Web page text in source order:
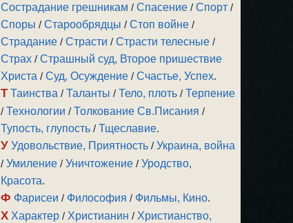
Сострадание грешникам /Спасение /Спорт /
Споры /Старообрядцы /Стоп войне /
Страдание /Страсти /Страсти телесные /
Страх /Страшный суд, Второе пришествие
Христа /Суд, Осуждение /Счастье, Успех.
Т Таинства /Таланты /Тело, плоть /Терпение
/Технологии /Толкование Св.Писания /
Тупость, глупость /Тщеславие.
У Удовольствие, Приятность /Украина, война
/Умиление /Уничтожение /Уродство,
Красота.
Ф Фарисеи / Философия / Фильмы, Кино.
Х Характер / Христианин / Христианство,